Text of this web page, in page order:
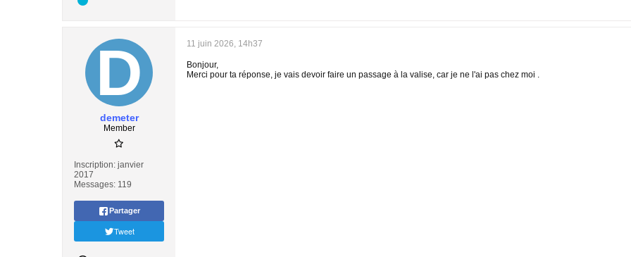
demeter
Member
Inscription: janvier
2017
Messages: 119
Partager
Tweet
11 juin 2026, 14h37
Bonjour,
Merci pour ta réponse, je vais devoir faire un passage à la valise, car je ne l'ai pas chez moi .